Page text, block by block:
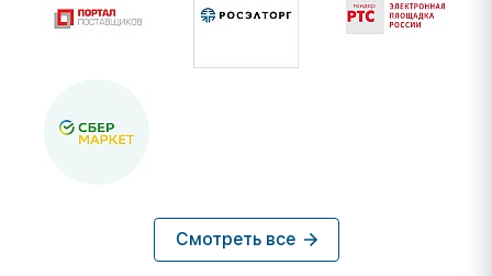
Смотреть все